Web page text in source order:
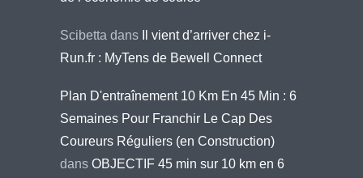
Scibetta dans
Il vient d’arriver chez i-
Run.fr : MyTens de Bewell Connect
Plan D'entraînement 10 Km En 45 Min : 6
Semaines Pour Franchir Le Cap Des
Coureurs Réguliers (en Construction)
dans OBJECTIF 45 min sur 10 km en 6